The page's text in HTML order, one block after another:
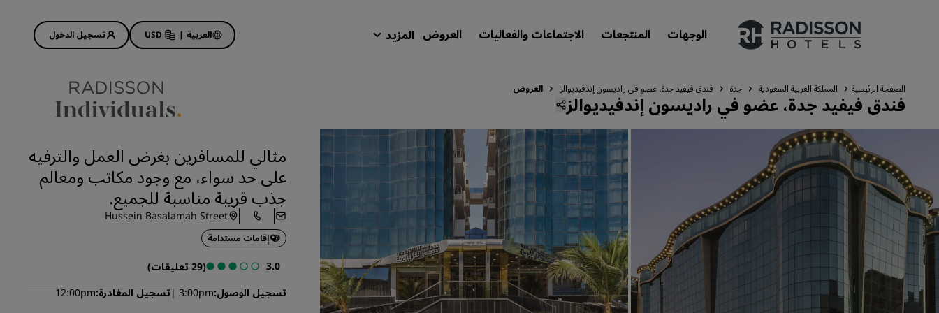
الوجهات المنتجعات الاجتماعات والفعاليات العروض المزيد العربية |
USD تسجيل الدخول
علاماتنا التجارية
علامات فنادق راديسون التجارية
الوجهات
المنتجعات
شقق فندقية مجهزة
فنادق قريبة من المطار
الفنادق الجديدة والمرتقب افتتاحها قريبًا
الاجتماعات والفعاليات
استكشف برنامج Radisson Meetings
عروض الفنادق
ابدأ الآن لربح الكثير
Deals of the Day
احجز مقدمًا
اطلع على الباقات المتاحة لدينا
أفكار السفر
فنادق مناسبة للعائلات
الصفحة الرئيسية المملكة العربية السعودية جدة فندق فيفيد جدة، عضو في راديسون إندفيديوالز العروض
فندق فيفيد جدة، عضو في راديسون إندفيديوالز
مثالي للمسافرين بغرض العمل والترفيه
على حد سواء، مع وجود مكاتب ومعالم
جذب قريبة مناسبة للجميع.
Hussein Basalamah Street
إقامات مستدامة
3.0
(29 تعليقات)
تسجيل الوصول 3:00pm تسجيل المغادرة 12:00pm